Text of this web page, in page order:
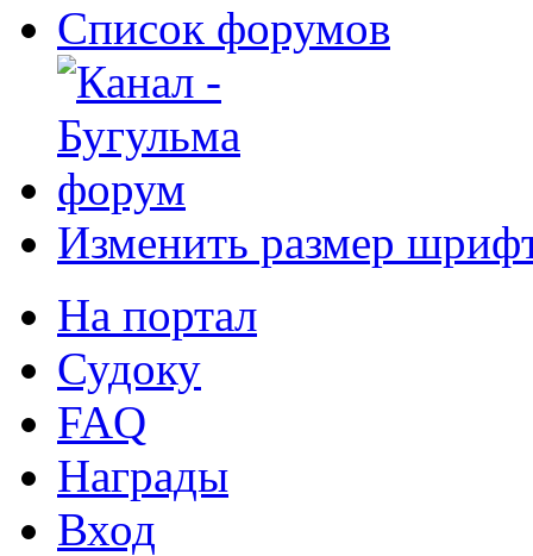
Список форумов
Изменить размер
На портал
Судоку
FAQ
Награды
Вход